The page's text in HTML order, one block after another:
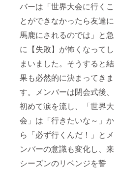
バーは「世界大会に行くこ
とができなかったら友達に
馬鹿にされるのでは」と急
に【失敗】が怖くなってし
まいました。そうすると結
果も必然的に決まってきま
す。メンバーは閉会式後、
初めて涙を流し、「世界大
会」は「行きたいな～」か
ら「必ず行くんだ！」とメ
ンバーの意識も変化し、来
シーズンのリベンジを誓